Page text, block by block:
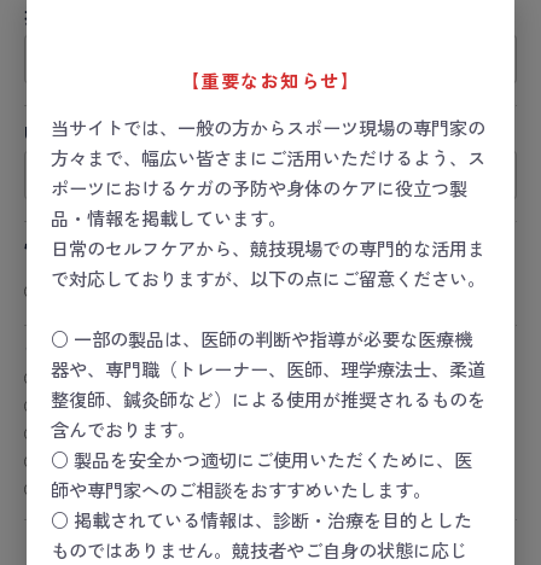
【重要なお知らせ】
当サイトでは、一般の方からスポーツ現場の専門家の
方々まで、幅広い皆さまにご活用いただけるよう、ス
ポーツにおけるケガの予防や身体のケアに役立つ製
品・情報を掲載しています。
日常のセルフケアから、競技現場での専門的な活用ま
で対応しておりますが、以下の点にご留意ください。
○ 一部の製品は、医師の判断や指導が必要な医療機
器や、専門職（トレーナー、医師、理学療法士、柔道
整復師、鍼灸師など）による使用が推奨されるものを
含んでおります。
○ 製品を安全かつ適切にご使用いただくために、医
師や専門家へのご相談をおすすめいたします。
○ 掲載されている情報は、診断・治療を目的とした
ものではありません。競技者やご自身の状態に応じ
投稿者名
URL
性別
男性
女性 その他 回答しない
おすすめレベル 必須
★★★★★
★★★★
★★★
★★
★
タイトル 必須